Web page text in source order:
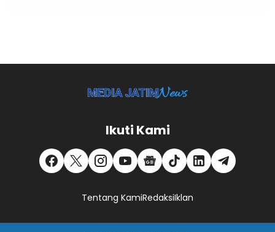
Ikuti Kami
Tentang KamiRedaksiIklan